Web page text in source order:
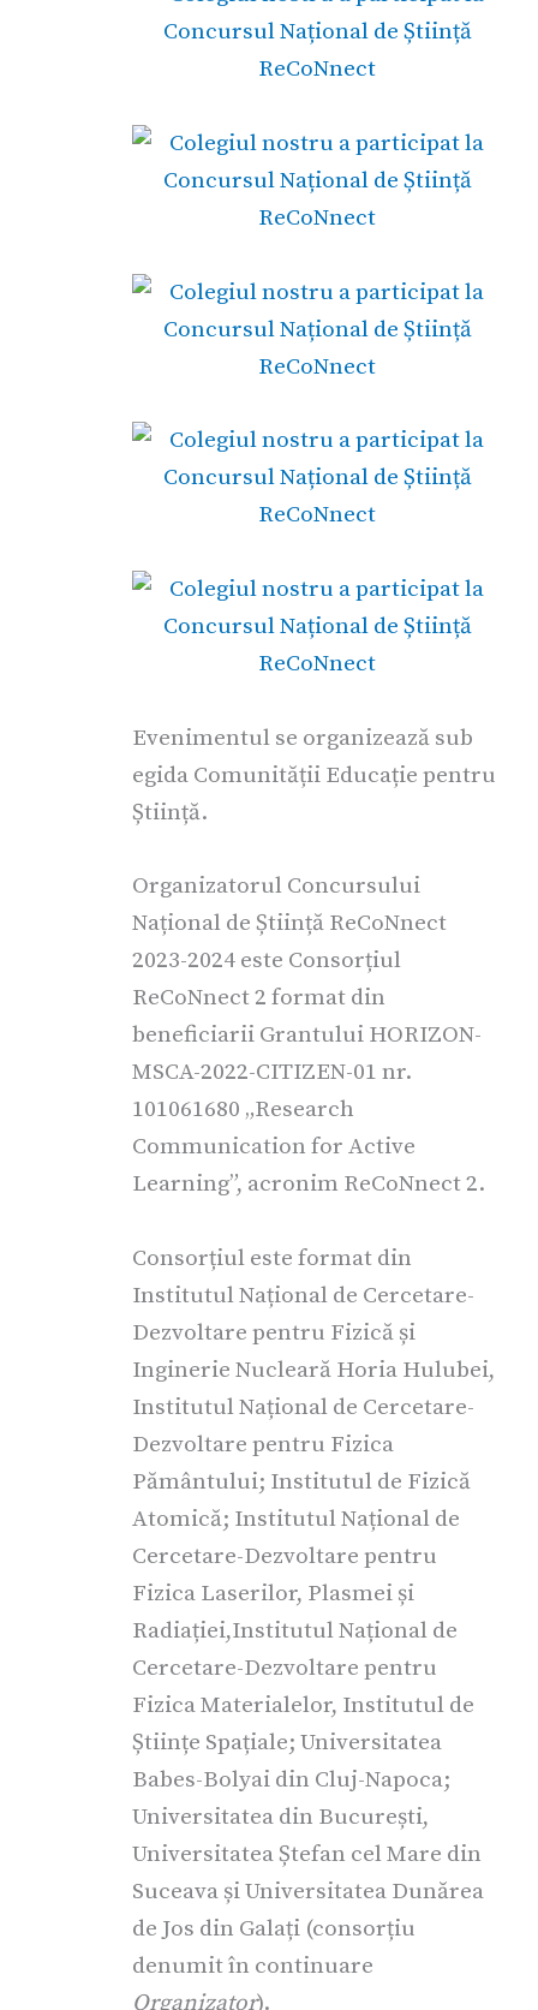
Evenimentul se organizează sub
egida Comunității Educație pentru
Știință.
Organizatorul Concursului
Național de Știință ReCoNnect
2023-2024 este Consorțiul
ReCoNnect 2 format din
beneficiarii Grantului HORIZON-
MSCA-2022-CITIZEN-01 nr.
101061680 „Research
Communication for Active
Learning”, acronim ReCoNnect 2.
Consorțiul este format din
Institutul Național de Cercetare-
Dezvoltare pentru Fizică și
Inginerie Nucleară Horia Hulubei,
Institutul Național de Cercetare-
Dezvoltare pentru Fizica
Pământului; Institutul de Fizică
Atomică; Institutul Național de
Cercetare-Dezvoltare pentru
Fizica Laserilor, Plasmei și
Radiației,Institutul Național de
Cercetare-Dezvoltare pentru
Fizica Materialelor, Institutul de
Științe Spațiale; Universitatea
Babes-Bolyai din Cluj-Napoca;
Universitatea din București,
Universitatea Ștefan cel Mare din
Suceava și Universitatea Dunărea
de Jos din Galați (consorțiu
denumit în continuare
Organizator).